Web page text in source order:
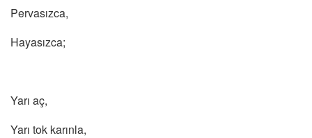
Pervasızca,
Hayasızca;
Yarı aç,
Yarı tok karınla,